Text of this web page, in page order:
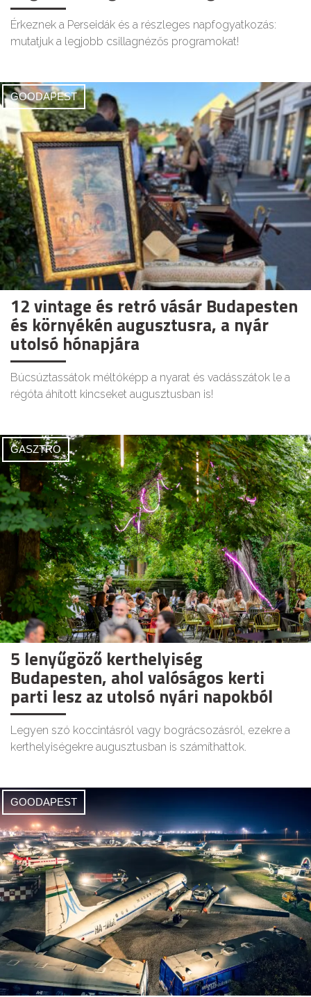
Érkeznek a Perseidák és a részleges napfogyatkozás:
mutatjuk a legjobb csillagnézős programokat!
GOODAPEST
12 vintage és retró vásár Budapesten
és környékén augusztusra, a nyár
utolsó hónapjára
Búcsúztassátok méltóképp a nyarat és vadásszátok le a
régóta áhított kincseket augusztusban is!
GASZTRO
5 lenyűgöző kerthelyiség
Budapesten, ahol valóságos kerti
parti lesz az utolsó nyári napokból
Legyen szó koccintásról vagy bográcsozásról, ezekre a
kerthelyiségekre augusztusban is számíthattok.
GOODAPEST